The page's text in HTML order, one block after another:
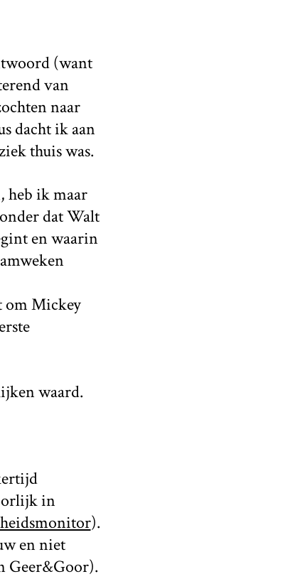
(want
van
naar
dacht ik aan
thuis was.
heb ik maar
dat Walt
en waarin
om Mickey
waard.
in
).
en niet
Geer&Goor).